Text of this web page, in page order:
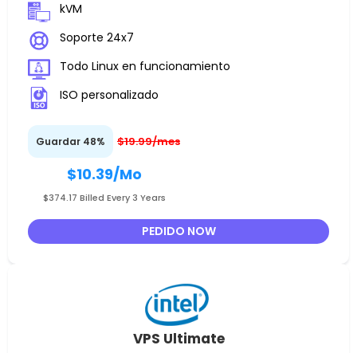
kVM
Soporte 24x7
Todo Linux en funcionamiento
ISO personalizado
Guardar 48% $19.99/mes
$10.39/Mo
$374.17 Billed Every 3 Years
PEDIDO NOW
VPS Ultimate